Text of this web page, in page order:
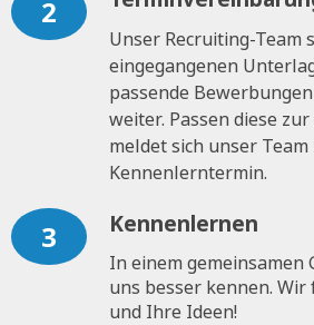
2
Unser Recruiting-Team
eingegangenen
passende
weiter. Passen diese
meldet sich unser
Kennenlerntermin.
3 Kennenlernen
In einem gemeinsamen
uns besser kennen.
und Ihre Ideen!